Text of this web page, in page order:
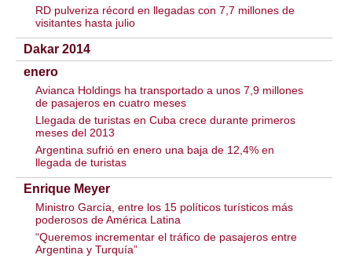
RD pulveriza récord en llegadas con 7,7 millones de
visitantes hasta julio
Dakar 2014
enero
Avianca Holdings ha transportado a unos 7,9 millones
de pasajeros en cuatro meses
Llegada de turistas en Cuba crece durante primeros
meses del 2013
Argentina sufrió en enero una baja de 12,4% en
llegada de turistas
Enrique Meyer
Ministro García, entre los 15 políticos turísticos más
poderosos de América Latina
“Queremos incrementar el tráfico de pasajeros entre
Argentina y Turquía”